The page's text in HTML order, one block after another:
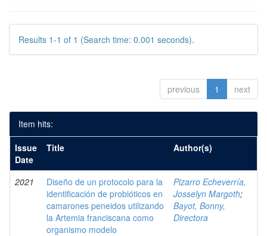
Results 1-1 of 1 (Search time: 0.001 seconds).
previous 1 next
Item hits:
Issue
Date
Title Author(s)
2021
Diseño de un protocolo para la
identificación de probióticos en
camarones peneidos utilizando
la Artemia franciscana como
organismo modelo
Pizarro Echeverría,
Josselyn Margoth;
Bayot, Bonny,
Directora